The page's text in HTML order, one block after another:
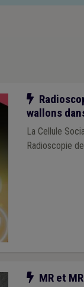
Notre
wallons
La Cellule
Radioscopie
Notre
MR et